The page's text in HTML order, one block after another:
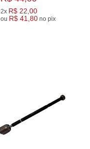
2x R$ 22,00
ou R$ 41,80 no pix